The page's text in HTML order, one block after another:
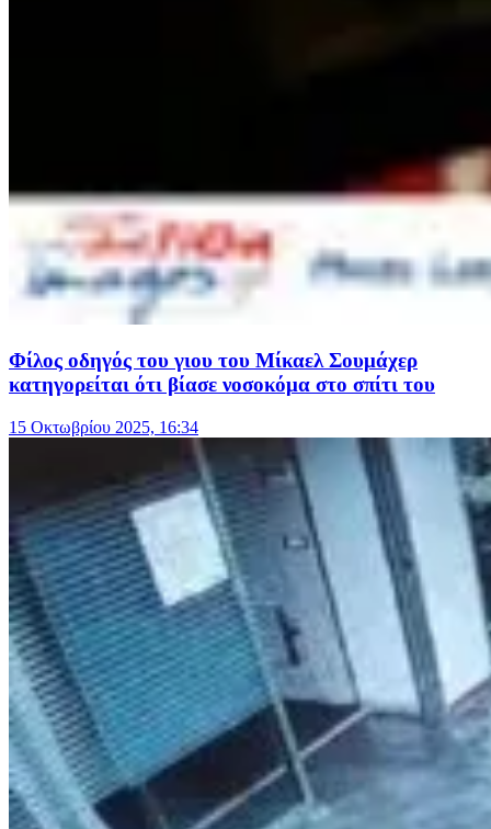
Φίλος οδηγός του γιου του Μίκαελ Σουμάχερ
κατηγορείται ότι βίασε νοσοκόμα στο σπίτι του
15 Οκτωβρίου 2025, 16:34